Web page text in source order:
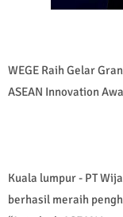
WEGE Raih Gelar
ASEAN Innovation
Kuala lumpur - PT
berhasil meraih